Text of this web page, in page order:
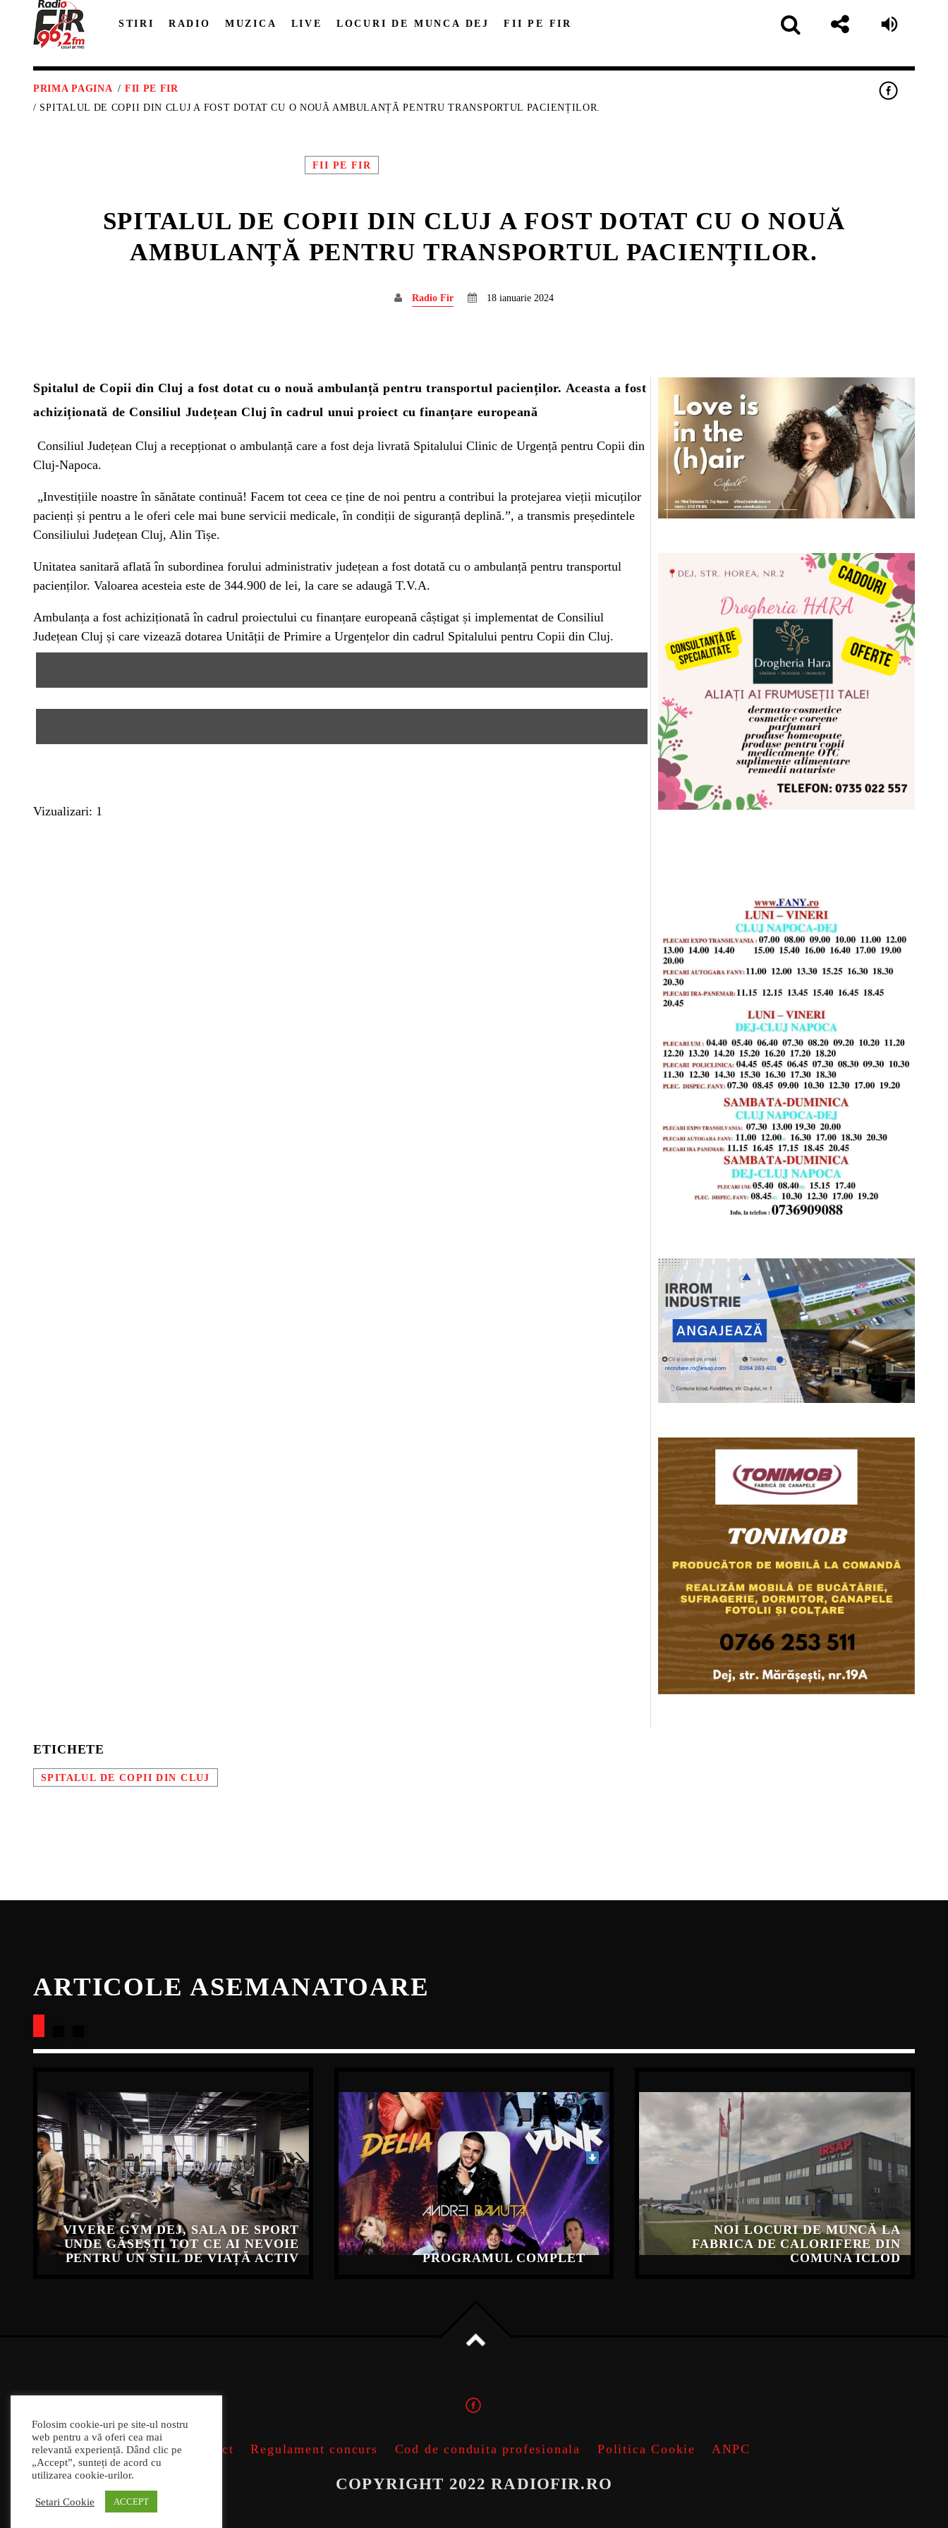
STIRI RADIO MUZICA LIVE LOCURI DE MUNCA DEJ FII PE FIR
DISTRIBUIE PAGINA PE:
PRIMA PAGINA / FII PE FIR
/ SPITALUL DE COPII DIN CLUJ A FOST DOTAT CU O NOUĂ AMBULANȚĂ PENTRU TRANSPORTUL PACIENȚILOR.
FII PE FIR
SPITALUL DE COPII DIN CLUJ A FOST DOTAT CU O NOUĂ
AMBULANȚĂ PENTRU TRANSPORTUL PACIENȚILOR.
Radio Fir 18 ianuarie 2024
Spitalul de Copii din Cluj a fost dotat cu o nouă ambulanță pentru transportul pacienților. Aceasta a fost
achiziționată de Consiliul Județean Cluj în cadrul unui proiect cu finanțare europeană
Consiliul Județean Cluj a recepționat o ambulanță care a fost deja livrată Spitalului Clinic de Urgență pentru Copii din
Cluj-Napoca.
„Investițiile noastre în sănătate continuă! Facem tot ceea ce ține de noi pentru a contribui la protejarea vieții micuților
pacienți și pentru a le oferi cele mai bune servicii medicale, în condiții de siguranță deplină.”, a transmis președintele
Consiliului Județean Cluj, Alin Tișe.
Unitatea sanitară aflată în subordinea forului administrativ județean a fost dotată cu o ambulanță pentru transportul
pacienților. Valoarea acesteia este de 344.900 de lei, la care se adaugă T.V.A.
Ambulanța a fost achiziționată în cadrul proiectului cu finanțare europeană câștigat și implementat de Consiliul
Județean Cluj și care vizează dotarea Unității de Primire a Urgențelor din cadrul Spitalului pentru Copii din Cluj.
Vizualizari: 1
ETICHETE
SPITALUL DE COPII DIN CLUJ
ARTICOLE ASEMANATOARE
VIVERE GYM DEJ, SALA DE SPORT
UNDE GĂSEȘTI TOT CE AI NEVOIE
PENTRU UN STIL DE VIAȚĂ ACTIV
PROGRAMUL COMPLET
NOI LOCURI DE MUNCĂ LA
FABRICA DE CALORIFERE DIN
COMUNA ICLOD
Contact Regulament concurs Cod de conduita profesionala Politica Cookie ANPC
COPYRIGHT 2022 RADIOFIR.RO
Folosim cookie-uri pe site-ul nostru
web pentru a vă oferi cea mai
relevantă experiență. Dând clic pe
„Accept”, sunteți de acord cu
utilizarea cookie-urilor.
Setari Cookie ACCEPT